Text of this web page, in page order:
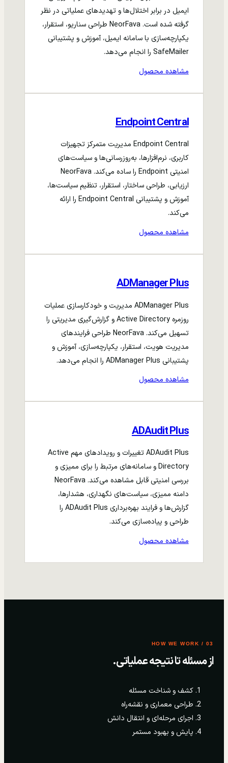
ایمیل در برابر اختلال‌ها و تهدیدهای عملیاتی در نظر
گرفته شده است. NeorFava طراحی سناریو، استقرار،
یکپارچه‌سازی با سامانه ایمیل، آموزش و پشتیبانی
SafeMailer را انجام می‌دهد.
مشاهده محصول
Endpoint Central
Endpoint Central مدیریت متمرکز تجهیزات
کاربری، نرم‌افزارها، به‌روزرسانی‌ها و سیاست‌های
امنیتی Endpoint را ساده می‌کند. NeorFava
ارزیابی، طراحی ساختار، استقرار، تنظیم سیاست‌ها،
آموزش و پشتیبانی Endpoint Central را ارائه
می‌کند.
مشاهده محصول
ADManager Plus
ADManager Plus مدیریت و خودکارسازی عملیات
روزمره Active Directory و گزارش‌گیری مدیریتی را
تسهیل می‌کند. NeorFava طراحی فرایندهای
مدیریت هویت، استقرار، یکپارچه‌سازی، آموزش و
پشتیبانی ADManager Plus را انجام می‌دهد.
مشاهده محصول
ADAudit Plus
ADAudit Plus تغییرات و رویدادهای مهم Active
Directory و سامانه‌های مرتبط را برای ممیزی و
بررسی امنیتی قابل مشاهده می‌کند. NeorFava
دامنه ممیزی، سیاست‌های نگهداری، هشدارها،
گزارش‌ها و فرایند بهره‌برداری ADAudit Plus را
طراحی و پیاده‌سازی می‌کند.
مشاهده محصول
03 / HOW WE WORK
از مسئله تا نتیجه عملیاتی.
کشف و شناخت مسئله
طراحی معماری و نقشه‌راه
اجرای مرحله‌ای و انتقال دانش
پایش و بهبود مستمر